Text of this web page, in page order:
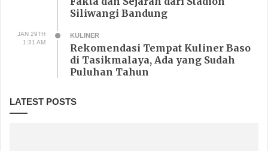
Siliwangi Bandung
JAN 29TH
1:31 AM
KULINER
Rekomendasi Tempat Kuliner Baso
di Tasikmalaya, Ada yang Sudah
Puluhan Tahun
LATEST POSTS